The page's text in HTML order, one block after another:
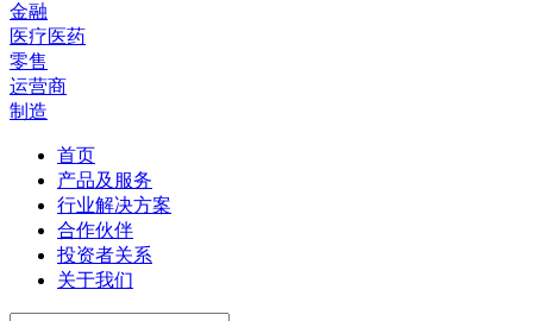
金融
医疗医药
零售
运营商
制造
首页
产品及服务
行业解决方案
合作伙伴
投资者关系
关于我们